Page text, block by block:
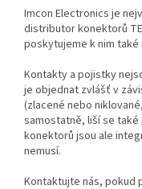
Imcon Electronics je
distributor konektorů
poskytujeme k nim
Kontakty a pojistky
je objednat zvlášť v
(zlacené nebo
samostatně, liší se
konektorů jsou ale
nemusí.
Kontaktujte nás, pokud